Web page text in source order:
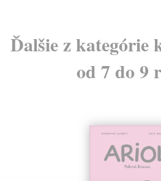
Ďalšie z kategórie
od 7 do 9